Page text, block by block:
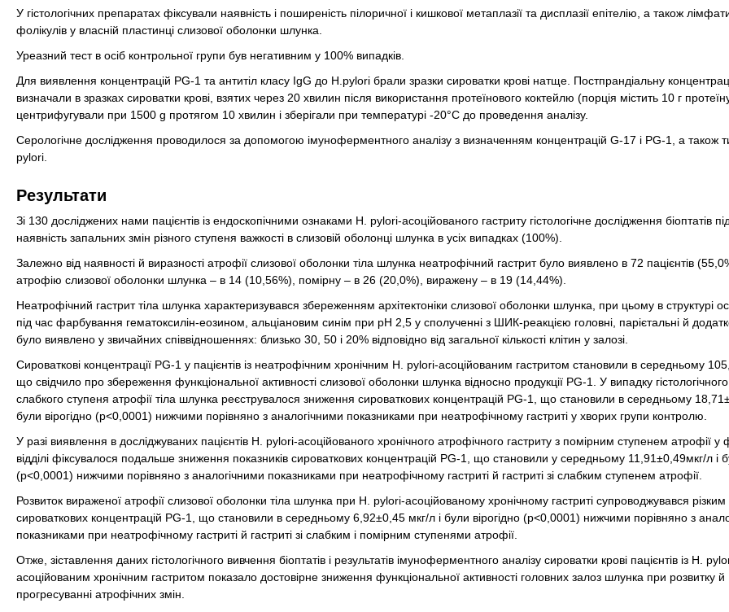
У гістологічних препаратах фіксували наявність і поширеність пілоричної і кишкової метаплазії та дисплазії епітелію, а також
фолікулів у власній пластинці слизової оболонки шлунка.
Уреазний тест в осіб контрольної групи був негативним у 100% випадків.
Для виявлення концентрацій PG-1 та антитіл класу IgG до H.pylori брали зразки сироватки крові натще. Постпрандіальну
визначали в зразках сироватки крові, взятих через 20 хвилин після використання протеїнового коктейлю (порція містить 10 г
центрифугували при 1500 g протягом 10 хвилин і зберігали при температурі -20°С до проведення аналізу.
Серологічне дослідження проводилося за допомогою імуноферментного аналізу з визначенням концентрацій G-17 і PG-1, а також
pylori.
Результати
Зі 130 досліджених нами пацієнтів із ендоскопічними ознаками Н. pylori-асоційованого гастриту гістологічне дослідження біоптатів
наявність запальних змін різного ступеня важкості в слизовій оболонці шлунка в усіх випадках (100%).
Залежно від наявності й виразності атрофії слизової оболонки тіла шлунка неатрофічний гастрит було виявлено в 72 пацієнтів
атрофію слизової оболонки шлунка – в 14 (10,56%), помірну – в 26 (20,0%), виражену – в 19 (14,44%).
Неатрофічний гастрит тіла шлунка характеризувався збереженням архітектоніки слизової оболонки шлунка, при цьому в структурі
під час фарбування гематоксилін-еозином, альціановим синім при рH 2,5 у сполученні з ШИК-реакцією головні, парієтальні й
було виявлено у звичайних співвідношеннях: близько 30, 50 і 20% відповідно від загальної кількості клітин у залозі.
Сироваткові концентрації PG-1 у пацієнтів із неатрофічним хронічним Н. pylori-асоційованим гастритом становили в середньому
що свідчило про збереження функціональної активності слизової оболонки шлунка відносно продукції PG-1. У випадку
слабкого ступеня атрофії тіла шлунка реєструвалося зниження сироваткових концентрацій PG-1, що становили в середньому
були вірогідно (р<0,0001) нижчими порівняно з аналогічними показниками при неатрофічному гастриті у хворих групи контролю.
У разі виявлення в досліджуваних пацієнтів H. pylori-асоційованого хронічного атрофічного гастриту з помірним ступенем атрофії
відділі фіксувалося подальше зниження показників сироваткових концентрацій PG-1, що становили у середньому 11,91±0,49мкг/л і
(р<0,0001) нижчими порівняно з аналогічними показниками при неатрофічному гастриті й гастриті зі слабким ступенем атрофії.
Розвиток вираженої атрофії слизової оболонки тіла шлунка при Н. pylori-асоційованому хронічному гастриті супроводжувався
сироваткових концентрацій PG-1, що становили в середньому 6,92±0,45 мкг/л і були вірогідно (р<0,0001) нижчими порівняно з
показниками при неатрофічному гастриті й гастриті зі слабким і помірним ступенями атрофії.
Отже, зіставлення даних гістологічного вивчення біоптатів і результатів імуноферментного аналізу сироватки крові пацієнтів із Н.
асоційованим хронічним гастритом показало достовірне зниження функціональної активності головних залоз шлунка при розвитку й
прогресуванні атрофічних змін.